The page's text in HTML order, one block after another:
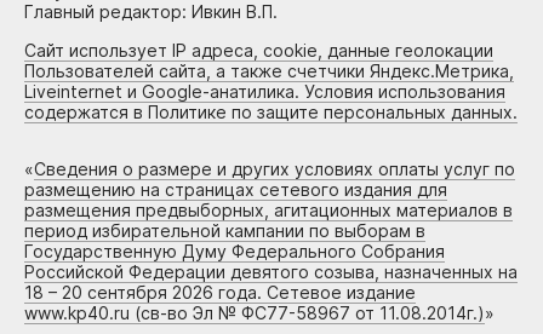
Главный редактор: Ивкин В.П.
Сайт использует IP адреса, cookie, данные геолокации
Пользователей сайта, а также счетчики Яндекс.Метрика,
Liveinternet и Google-анатилика. Условия использования
содержатся в Политике по защите персональных данных.
«Сведения о размере и других условиях оплаты услуг по
размещению на страницах сетевого издания для
размещения предвыборных, агитационных материалов в
период избирательной кампании по выборам в
Государственную Думу Федерального Собрания
Российской Федерации девятого созыва, назначенных на
18 – 20 сентября 2026 года. Сетевое издание
www.kp40.ru (св-во Эл № ФС77-58967 от 11.08.2014г.)»